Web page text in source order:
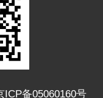
备05060160号